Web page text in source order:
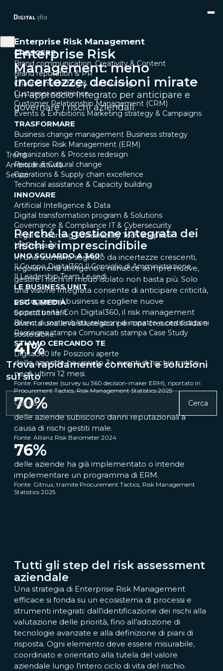
CRESCERE
Brand communication, Creativity & Content
Brand reputation & PR
Channel marketing & Outsourcing
Customer experience
Customer Relationship Management (CRM)
Events & Exhibitions Marketing strategy & Campaigns
TRASFORMARE
Business change management Business strategy
Enterprise Risk Management (ERM)
Organization & Process redesign
People & Cultural change
Operations & Supply chain excellence
Technical assistance & Capacity building
INNOVARE
Artificial Intelligence & Data
Digital transformation program & Solutions
Governance & Compliance IT & Cybersecurity
Legal & Sourcing Sustainability Tech adoption
UX Research
UNO SGUARDO A 360°
Il Gruppo Digital360 Il Consiglio di Amministrazione
Il Leadership Team Le sedi
LE BUSINESS UNIT
ESG & MEDIA
Società benefit
Bilanci di sostenibilità, relazioni di impatto e certificazioni
Rassegna stampa Comunicati stampa Case Study
STIAMO CERCANDO TE
Digital360 life Posizioni aperte
Trova rapidamente contenuti e soluzioni
sul sito
Cerca
Enterprise Risk Management
Enterprise Risk
Management: meno
incertezze, decisioni mirate
Un approccio integrato per anticipare e
governare i rischi aziendali.
Trend
Ambiti di attività
Servizi
Perché la gestione integrata dei
rischi è imprescindibile
In uno scenario segnato da incertezze crescenti,
regolamenti stringenti e minacce sempre nuove,
gestire i rischi in modo isolato non basta più. Solo
una visione integrata consente di anticipare criticità,
proteggere il business e cogliere nuove
opportunità. Con Digital360, il risk management
diventa una leva strategica per una crescita solida e
sostenibile.
41%
delle aziende ha vissuto 3+ eventi di rischio critico
negli ultimi 12 mesi.
Fonte: Forrester (survey su 360 decision-maker ERM), riportato in
Procurement Tactics, Risk Management Statistics 2025
70%
delle aziende subiscono danni reputazionali a
causa di rischi gestiti male.
Fonte: Allianz Risk Barometer 2024
76%
delle aziende ha già implementato o intende
implementare un programma di ERM.
Fonte: Gitnux, tramite Procurement Tactics, Risk Management
Statistics 2025
Tutti gli step del risk assessment
aziendale
Una strategia di Enterprise Risk Management
efficace si fonda su un ecosistema di processi e
strumenti integrati: dall’identificazione dei rischi alla
valutazione delle priorità, fino all’adozione di
tecnologie avanzate e alla definizione di piani di
risposta. Ogni elemento deve essere misurabile,
coordinato e orientato alla tutela del valore
aziendale lungo l’intero ciclo di vita del rischio.